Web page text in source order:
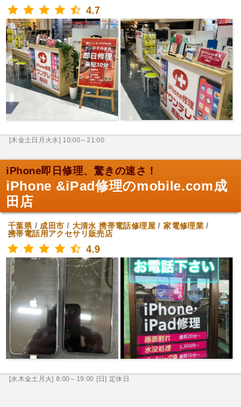
4.7
[木金土日月火水] 10:00～21:00
iPhone即日修理、驚きの速さ！
iPhone &iPad修理のmobile.com成
田店
千葉県/成田市 / 大清水 携帯電話修理屋/家電修理業 /
携帯電話用アクセサリ販売店
4.9
[水木金土月火] 8:00～19:00 [日] 定休日